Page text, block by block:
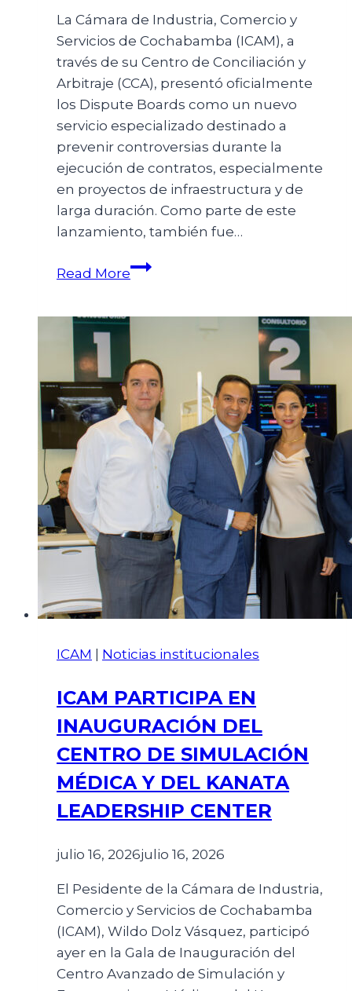
La Cámara de Industria, Comercio y
Servicios de Cochabamba (ICAM), a
través de su Centro de Conciliación y
Arbitraje (CCA), presentó oficialmente
los Dispute Boards como un nuevo
servicio especializado destinado a
prevenir controversias durante la
ejecución de contratos, especialmente
en proyectos de infraestructura y de
larga duración. Como parte de este
lanzamiento, también fue…
Read More
ICAM Noticias institucionales
ICAM PARTICIPA EN
INAUGURACIÓN DEL
CENTRO DE SIMULACIÓN
MÉDICA Y DEL KANATA
LEADERSHIP CENTER
julio 16, 2026julio 16, 2026
El Pesidente de la Cámara de Industria,
Comercio y Servicios de Cochabamba
(ICAM), Wildo Dolz Vásquez, participó
ayer en la Gala de Inauguración del
Centro Avanzado de Simulación y